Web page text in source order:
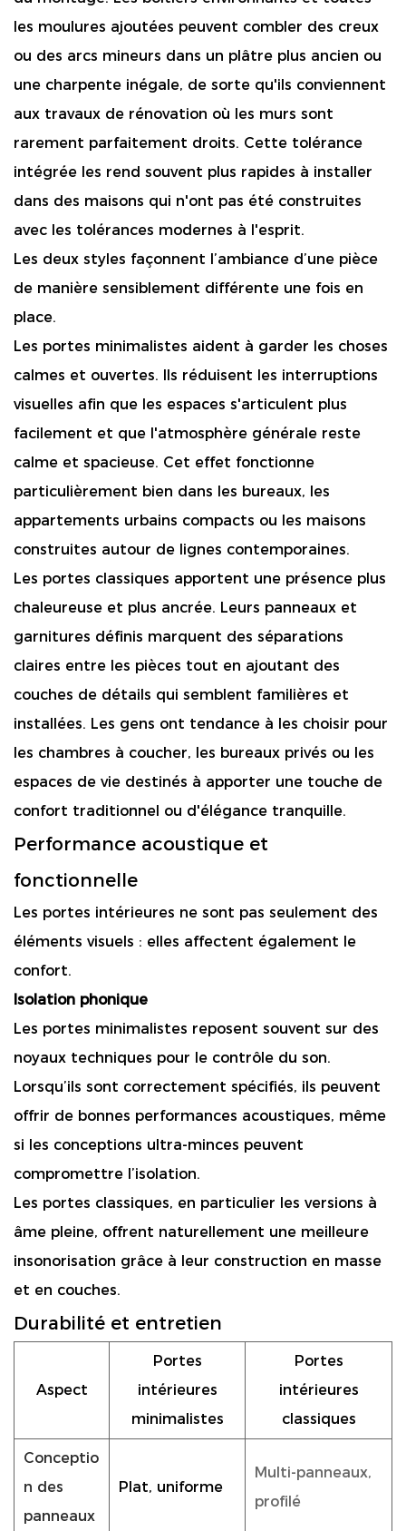
les moulures ajoutées peuvent combler des creux
ou des arcs mineurs dans un plâtre plus ancien ou
une charpente inégale, de sorte qu'ils conviennent
aux travaux de rénovation où les murs sont
rarement parfaitement droits. Cette tolérance
intégrée les rend souvent plus rapides à installer
dans des maisons qui n'ont pas été construites
avec les tolérances modernes à l'esprit.
Les deux styles façonnent l’ambiance d’une pièce
de manière sensiblement différente une fois en
place.
Les portes minimalistes aident à garder les choses
calmes et ouvertes. Ils réduisent les interruptions
visuelles afin que les espaces s'articulent plus
facilement et que l'atmosphère générale reste
calme et spacieuse. Cet effet fonctionne
particulièrement bien dans les bureaux, les
appartements urbains compacts ou les maisons
construites autour de lignes contemporaines.
Les portes classiques apportent une présence plus
chaleureuse et plus ancrée. Leurs panneaux et
garnitures définis marquent des séparations
claires entre les pièces tout en ajoutant des
couches de détails qui semblent familières et
installées. Les gens ont tendance à les choisir pour
les chambres à coucher, les bureaux privés ou les
espaces de vie destinés à apporter une touche de
confort traditionnel ou d'élégance tranquille.
Performance acoustique et
fonctionnelle
Les portes intérieures ne sont pas seulement des
éléments visuels : elles affectent également le
confort.
Isolation phonique
Les portes minimalistes reposent souvent sur des
noyaux techniques pour le contrôle du son.
Lorsqu’ils sont correctement spécifiés, ils peuvent
offrir de bonnes performances acoustiques, même
si les conceptions ultra-minces peuvent
compromettre l’isolation.
Les portes classiques, en particulier les versions à
âme pleine, offrent naturellement une meilleure
insonorisation grâce à leur construction en masse
et en couches.
Durabilité et entretien
Aspect
Portes
intérieures
minimalistes
Portes
intérieures
classiques
Conceptio
n des
panneaux
Plat, uniforme
Multi-panneaux,
profilé